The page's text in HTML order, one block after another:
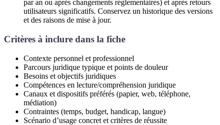
par an ou après changements réglementaires) et après retours
utilisateurs significatifs. Conservez un historique des versions
et des raisons de mise à jour.
Critères à inclure dans la fiche
Contexte personnel et professionnel
Parcours juridique typique et points de douleur
Besoins et objectifs juridiques
Compétences en lecture/compréhension juridique
Canaux et dispositifs préférés (papier, web, téléphone,
médiation)
Contraintes (temps, budget, handicap, langue)
Scénario d’usage concret et critères de réussite